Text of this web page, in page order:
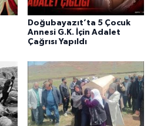
Doğubayazıt’ta 5 Çocuk
Annesi G.K. İçin Adalet
Çağrısı Yapıldı